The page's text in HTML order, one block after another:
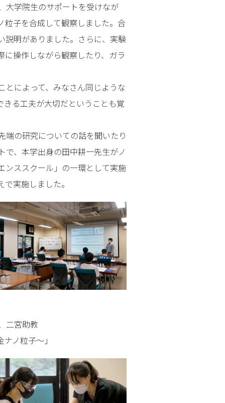
大学院生のサポートを受けなが
粒子を合成して観察しました。合
説明がありました。さらに、実験
操作しながら観察したり、ガラ
によって、みなさん同じような
る工夫が大切だということも覚
の研究についての話を聞いたり
、本学出身の田中耕一先生がノ
ンススクール」の一環として実施
実施しました。
二宮助教
ノ粒子～」